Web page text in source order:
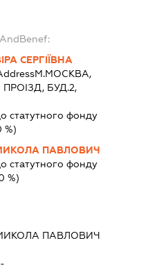
СЕРГІЇВНА
М.МОСКВА,
БУД.2,
статутного фонду
%)
ПАВЛОВИЧ
статутного фонду
%)
ПАВЛОВИЧ